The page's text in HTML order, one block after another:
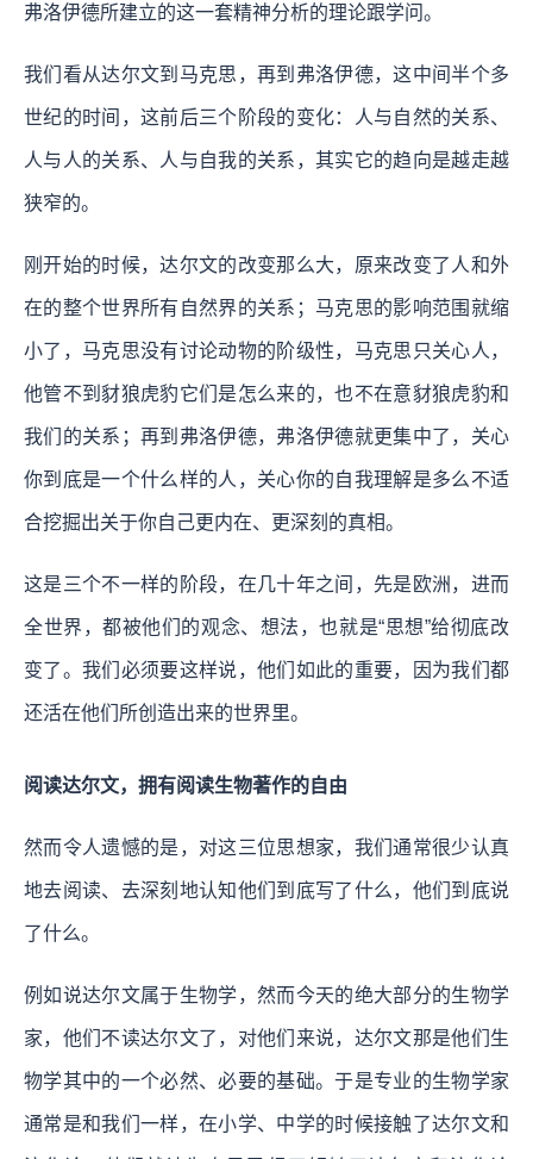
弗洛伊德所建立的这一套精神分析的理论跟学问。
我们看从达尔文到马克思，再到弗洛伊德，这中间半个多
世纪的时间，这前后三个阶段的变化：人与自然的关系、
人与人的关系、人与自我的关系，其实它的趋向是越走越
狭窄的。
刚开始的时候，达尔文的改变那么大，原来改变了人和外
在的整个世界所有自然界的关系；马克思的影响范围就缩
小了，马克思没有讨论动物的阶级性，马克思只关心人，
他管不到豺狼虎豹它们是怎么来的，也不在意豺狼虎豹和
我们的关系；再到弗洛伊德，弗洛伊德就更集中了，关心
你到底是一个什么样的人，关心你的自我理解是多么不适
合挖掘出关于你自己更内在、更深刻的真相。
这是三个不一样的阶段，在几十年之间，先是欧洲，进而
全世界，都被他们的观念、想法，也就是“思想”给彻底改
变了。我们必须要这样说，他们如此的重要，因为我们都
还活在他们所创造出来的世界里。
阅读达尔文，拥有阅读生物著作的自由
然而令人遗憾的是，对这三位思想家，我们通常很少认真
地去阅读、去深刻地认知他们到底写了什么，他们到底说
了什么。
例如说达尔文属于生物学，然而今天的绝大部分的生物学
家，他们不读达尔文了，对他们来说，达尔文那是他们生
物学其中的一个必然、必要的基础。于是专业的生物学家
通常是和我们一样，在小学、中学的时候接触了达尔文和